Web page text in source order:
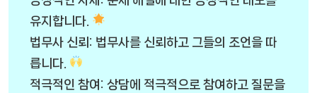
유지합니다.
법무사 신뢰: 법무사를 신뢰하고 그들의 조언을 따
릅니다.
적극적인 참여: 상담에 적극적으로 참여하고 질문을